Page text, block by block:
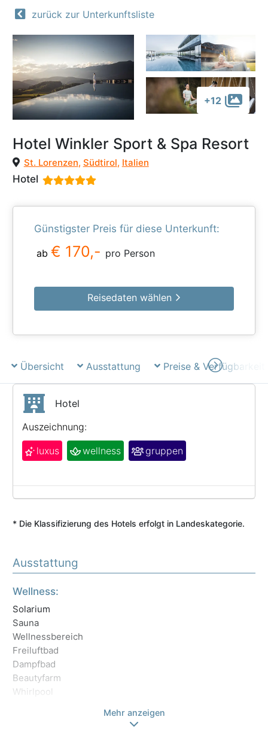
zurück zur Unterkunftsliste
+12
Hotel Winkler Sport & Spa Resort
St. Lorenzen, Südtirol, Italien
Hotel
Günstigster Preis für diese Unterkunft:
ab € 170,- pro Person
Reisedaten wählen
Übersicht Ausstattung Preise & Verfügbarkeit
Hotel
Auszeichnung:
luxus
wellness gruppen
* Die Klassifizierung des Hotels erfolgt in Landeskategorie.
Ausstattung
Wellness:
Solarium
Sauna
Wellnessbereich
Freiluftbad
Dampfbad
Beautyfarm
Whirlpool
Mehr anzeigen